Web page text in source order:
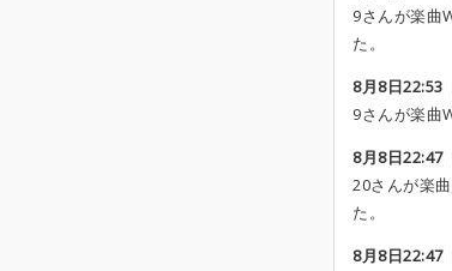
9さんが楽曲
た。
8月8日22:53
9さんが楽曲
8月8日22:47[
20さんが楽
た。
8月8日22:47[